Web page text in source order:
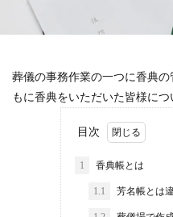
葬儀の事務作業の一つに香典
もに香典をいただいた皆様に
目次
1 香典帳とは
1.1 芳名帳とは